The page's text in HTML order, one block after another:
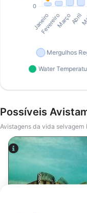
Possíveis
Avistagens da vida
iStock-jpa1999